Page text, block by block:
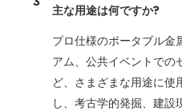
主な用途は何ですか?
プロ仕様のポータブル金
アム、公共イベントでの
ど、さまざまな用途に使
し、考古学的発掘、建設